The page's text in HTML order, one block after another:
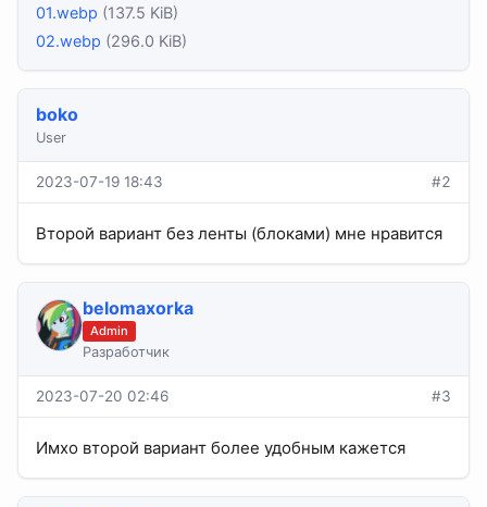
01.webp (137.5 KiB)
02.webp (296.0 KiB)
boko
User
2023-07-19 18:43 #2
Второй вариант без ленты (блоками) мне нравится
belomaxorka
Admin
Разработчик
2023-07-20 02:46 #3
Имхо второй вариант более удобным кажется